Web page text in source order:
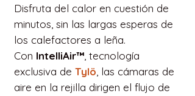
Disfruta del calor en cuestión de
minutos, sin las largas esperas de
los calefactores a leña.
Con IntelliAir™ , tecnología
exclusiva de Tylö , las cámaras de
aire en la rejilla dirigen el flujo de